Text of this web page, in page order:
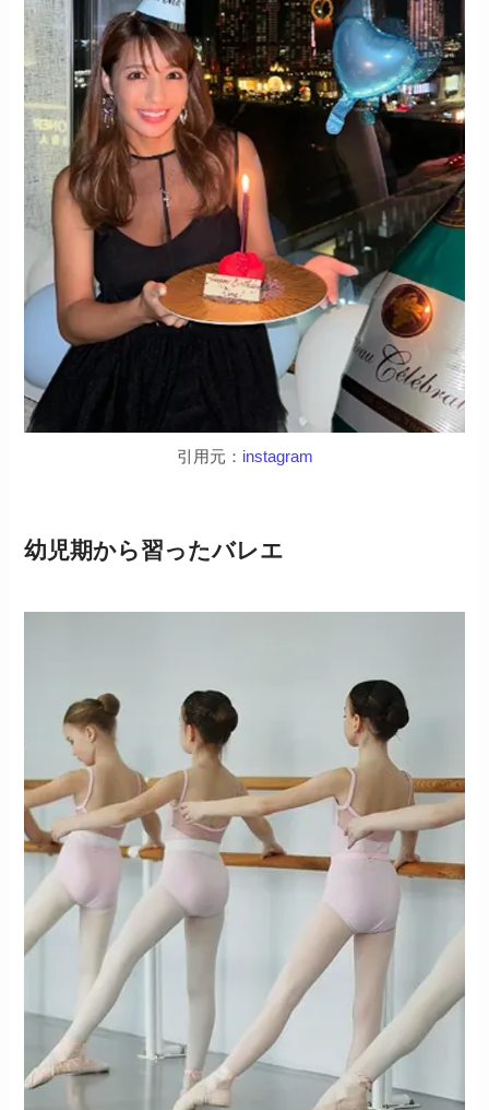
引用元： instagram
幼児期から習ったバレエ